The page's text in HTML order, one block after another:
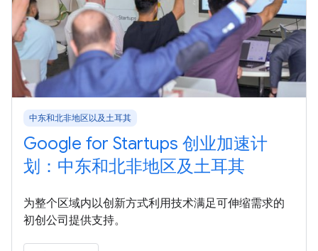
中东和北非地区以及土耳其
Google for Startups 创业加速计
划：中东和北非地区及土耳其
为整个区域内以创新方式利用技术满足可伸缩需求的
初创公司提供支持。